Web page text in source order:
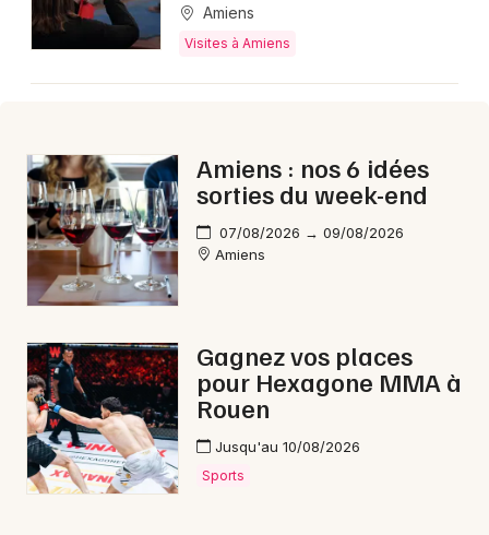
Aujourd'hui en Picardie
Aujourd'hui dans les Hauts-de-France
Newsletter des sorties
Artistes en tournée
Magazine à Amiens
Amiens
Visites à Amiens
Amiens : nos 6 idées
sorties du week-end
07/08/2026 → 09/08/2026
Amiens
Gagnez vos places
pour Hexagone MMA à
Rouen
Jusqu'au 10/08/2026
Sports